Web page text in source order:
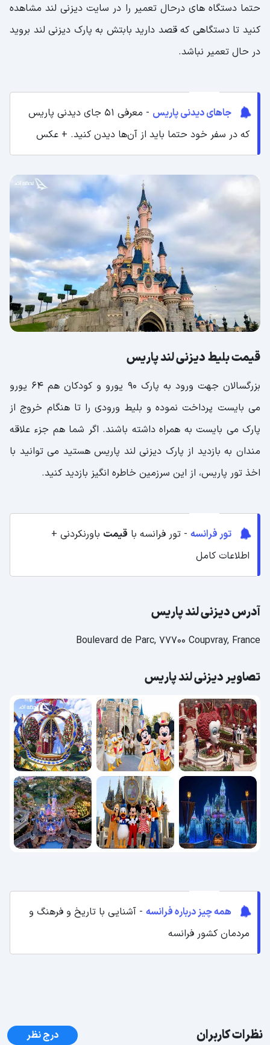
حتما دستگاه های درحال تعمیر را در سایت دیزنی لند مشاهده
کنید تا دستگاهی که قصد دارید بابتش به پارک دیزنی لند بروید
در حال تعمیر نباشد.
جاهای دیدنی پاریس
- معرفی 51 جای دیدنی پاریس
که در سفر خود حتما باید از آن‌ها دیدن کنید. + عکس
قیمت بلیط دیزنی لند پاریس
بزرگسالان جهت ورود به پارک 90 یورو و کودکان هم 64 یورو
می بایست پرداخت نموده و بلیط ورودی را تا هنگام خروج از
پارک می بایست به همراه داشته باشند. اگر شما هم جزء علاقه
مندان به بازدید از پارک دیزنی لند پاریس هستید می توانید با
اخذ تور پاریس، از این سرزمین خاطره انگیز بازدید کنید.
تور فرانسه - تور فرانسه با قیمت باورنکردنی +
اطلاعات کامل
آدرس دیزنی لند پاریس
Boulevard de Parc, 77700 Coupvray, France
تصاویر دیزنی لند پاریس
همه چیز درباره فرانسه - آشنایی با تاریخ و فرهنگ و
مردمان کشور فرانسه
نظرات کاربران درج نظر